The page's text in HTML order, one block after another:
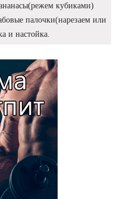
кубиками)
палочки(нарезаем или
и настойка.